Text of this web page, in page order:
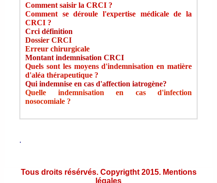
Comment saisir la CRCI ?
Comment se déroule l'expertise médicale de la
CRCI ?
Crci définition
Dossier CRCI
Erreur chirurgicale
Montant indemnisation CRCI
Quels sont les moyens d'indemnisation en matière
d'aléa thérapeutique ?
Qui indemnise en cas d'affection iatrogène?
Quelle indemnisation en cas d'infection
nosocomiale ?
.
Tous droits résérvés. Copyrigtht 2015. Mentions
légales